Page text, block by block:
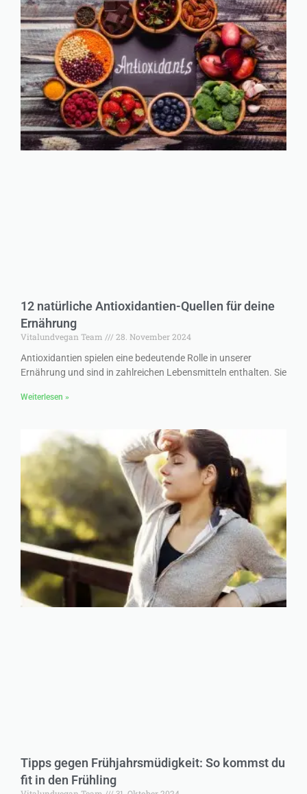
12 natürliche Antioxidantien-Quellen für deine
Ernährung
Vitalundvegan Team
28. November 2024
Antioxidantien spielen eine bedeutende Rolle in unserer
Ernährung und sind in zahlreichen Lebensmitteln enthalten. Sie
Weiterlesen »
Tipps gegen Frühjahrsmüdigkeit: So kommst du
fit in den Frühling